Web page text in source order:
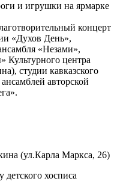
и игрушки на ярмарке
концерт
«Духов День»,
«Незами»,
Культурного центра
студии кавказского
авторской
(ул.Карла Маркса, 26)
хосписа